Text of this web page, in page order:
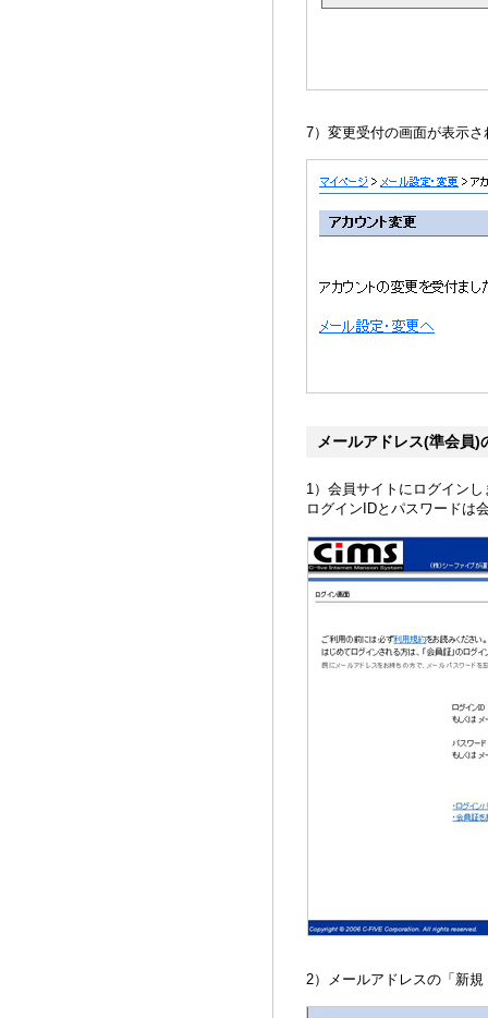
7）変更受付の画面が表示
メールアドレス(準会員)
1）会員サイトにログインし
ログインIDとパスワードは
2）メールアドレスの「新